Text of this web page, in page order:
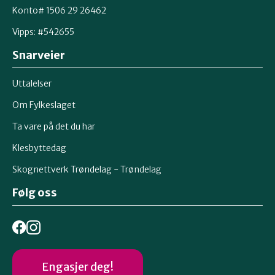
Konto# 1506 29 26462
Vipps: #542655
Snarveier
Uttalelser
Om Fylkeslaget
Ta vare på det du har
Klesbyttedag
Skognettverk Trøndelag - Trøndelag
Følg oss
Engasjer deg!